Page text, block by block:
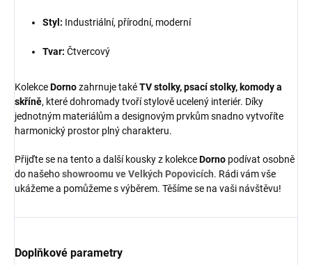
Styl: Industriální, přírodní, moderní
Tvar: Čtvercový
KolekceDornozahrnuje takéTV stolky, psací stolky, komody a
skříně, které dohromady tvoří stylově ucelený interiér. Díky
jednotným materiálům a designovým prvkům snadno vytvoříte
harmonický prostor plný charakteru.
Přijďte se na tento a další kousky z kolekceDorno podívat osobně
do našehoshowroomu veVelkých Popovicích. Rádi vám vše
ukážeme a pomůžeme s výběrem. Těšíme se na vaši návštěvu!
Doplňkové parametry